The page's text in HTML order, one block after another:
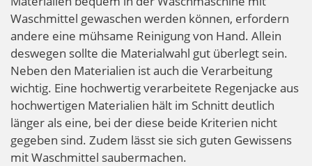
Waschmittel gewaschen werden können, erfordern
andere eine mühsame Reinigung von Hand. Allein
deswegen sollte die Materialwahl gut überlegt sein.
Neben den Materialien ist auch die Verarbeitung
wichtig. Eine hochwertig verarbeitete Regenjacke aus
hochwertigen Materialien hält im Schnitt deutlich
länger als eine, bei der diese beide Kriterien nicht
gegeben sind. Zudem lässt sie sich guten Gewissens
mit Waschmittel saubermachen.